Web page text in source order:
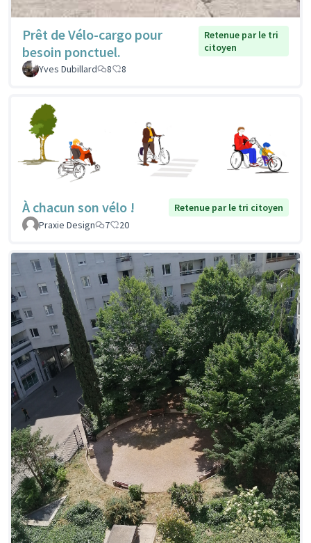
Prêt de Vélo-cargo pour
besoin ponctuel.
Retenue par le tri
citoyen
Yves Dubillard
8 8
À chacun son vélo !
Retenue par le tri citoyen
Praxie Design
7 20